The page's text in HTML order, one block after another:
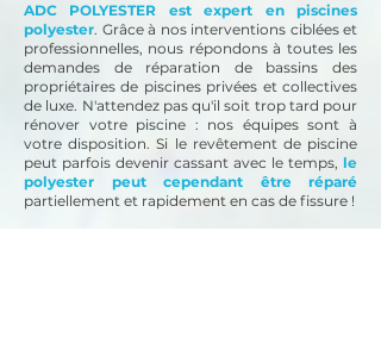
ADC POLYESTER est expert en piscines
polyester. Grâce à nos interventions ciblées et
professionnelles, nous répondons à toutes les
demandes de réparation de bassins des
propriétaires de piscines privées et collectives
de luxe. N'attendez pas qu'il soit trop tard pour
rénover votre piscine : nos équipes sont à
votre disposition.Si le revêtement de piscine
peut parfois devenir cassant avec le temps, le
polyester peut cependant être réparé
partiellement et rapidement en cas de fissure !